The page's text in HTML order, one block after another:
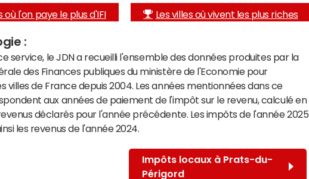
où l'on paye le plus d'IFI Les villes où vivent les plus riches
:
service, le JDN a recueilli l'ensemble des données produites par la
des Finances publiques du ministère de l'Economie pour
villes de France depuis 2004. Les années mentionnées dans ce
aux années de paiement de l'impôt sur le revenu, calculé en
déclarés pour l'année précédente. Les impôts de l'année 2025
les revenus de l'année 2024.
Impôts locaux à Prats-du-
Périgord